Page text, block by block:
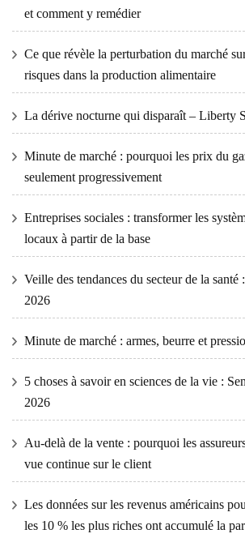
et comment y remédier
Ce que révèle la perturbation du marché
risques dans la production alimentaire
La dérive nocturne qui disparaît – Liberty
Minute de marché : pourquoi les prix du
seulement progressivement
Entreprises sociales : transformer les
locaux à partir de la base
Veille des tendances du secteur de la
2026
Minute de marché : armes, beurre et
5 choses à savoir en sciences de la vie :
2026
Au-delà de la vente : pourquoi les
vue continue sur le client
Les données sur les revenus américains
les 10 % les plus riches ont accumulé la